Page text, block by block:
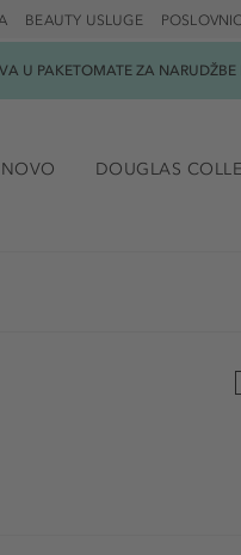
BEAUTY USLUGE
U PAKETOMATE ZA NARUDŽBE
NOVO DOUGLAS